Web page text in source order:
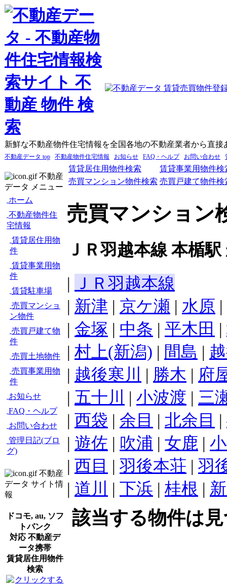
新鮮な不動産物件住宅情報を全国各地の不動産業者から直接
不動産データ top 不動産物件住宅情報 お知らせ FAQ・ヘルプ お問い合わせ
不動産
データ メニュー
ホーム
不動産物件住
宅情報
賃貸居住用物
件
賃貸事業用物
件
賃貸駐車場
売買マンショ
ン物件
売買戸建て物
件
売買土地物件
売買事業用物
件
お知らせ
FAQ・ヘルプ
お問い合わせ
管理日記(ブロ
グ)
不動産
データ サイト情
報
ドコモ, au, ソフ
トバンク
対応 不動産デ
ータ携帯
賃貸居住用物件
検索
賃貸居住用物件検索
賃貸事業用物件検
売買マンション物件検索 売買戸建て物件検
売買マンション
ＪＲ羽越本線 本楯
| ＪＲ羽越本線
| 新津 | 京ケ瀬 | 水原 |
| 金塚 | 中条 | 平木田 |
| 村上(新潟) | 間島 |
| 越後寒川 | 勝木 | 府
| 五十川 | 小波渡 | 三
| 西袋 | 余目 | 北余目 |
| 遊佐 | 吹浦 | 女鹿 |
| 西目 | 羽後本荘 | 羽
| 道川 | 下浜 | 桂根 |
該当する物件は